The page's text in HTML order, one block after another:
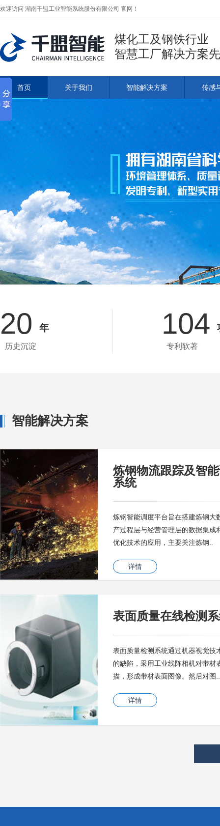
欢迎访问 湖南千盟工业智能系统股份有限公司 官网！
煤化工及钢铁行业
智慧工厂解决方案
首页 关于我们 智能解决方案 传感
20 年
历史沉淀
104
专利软著
智能解决方案
炼钢物流跟踪及智
系统
炼钢智能调度平台旨在搭建炼钢大
产过程层与经营管理层的数据集成
优化技术的应用，主要关注炼钢..
详情
表面质量在线检测
表面质量检测系统通过机器视觉技
的缺陷，采用工业线阵相机对带材
描，形成带材表面图像。然后对图..
详情